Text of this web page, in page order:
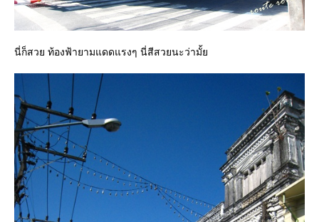
นี่ก็สวย ท้องฟ้ายามแดดแรงๆ นี่สีสวยนะว่ามั้